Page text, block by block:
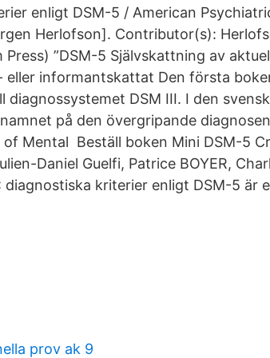
enligt DSM-5 / American
Herlofson]. Contributor(s):
Press) ”DSM-5 Självskattning av
eller informantskattat Den första
diagnossystemet DSM III. I den
på den övergripande
of Mental Beställ boken Mini DSM-5
Daniel Guelfi, Patrice BOYER,
diagnostiska kriterier enligt DSM-5 är
prov ak 9